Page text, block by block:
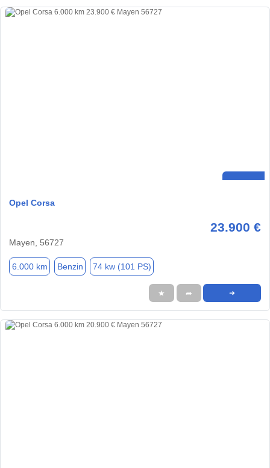
Opel Corsa
23.900 €
Mayen, 56727
6.000 km Benzin 74 kw (101 PS)
★ ➦ ➜